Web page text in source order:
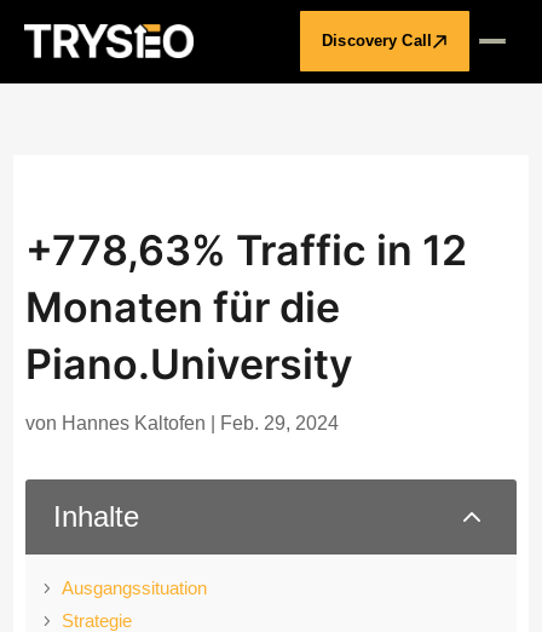
Discovery Call
+778,63% Traffic in 12
Monaten für die
Piano.University
von Hannes Kaltofen Feb. 29, 2024
Inhalte 2
Ausgangssituation
Strategie